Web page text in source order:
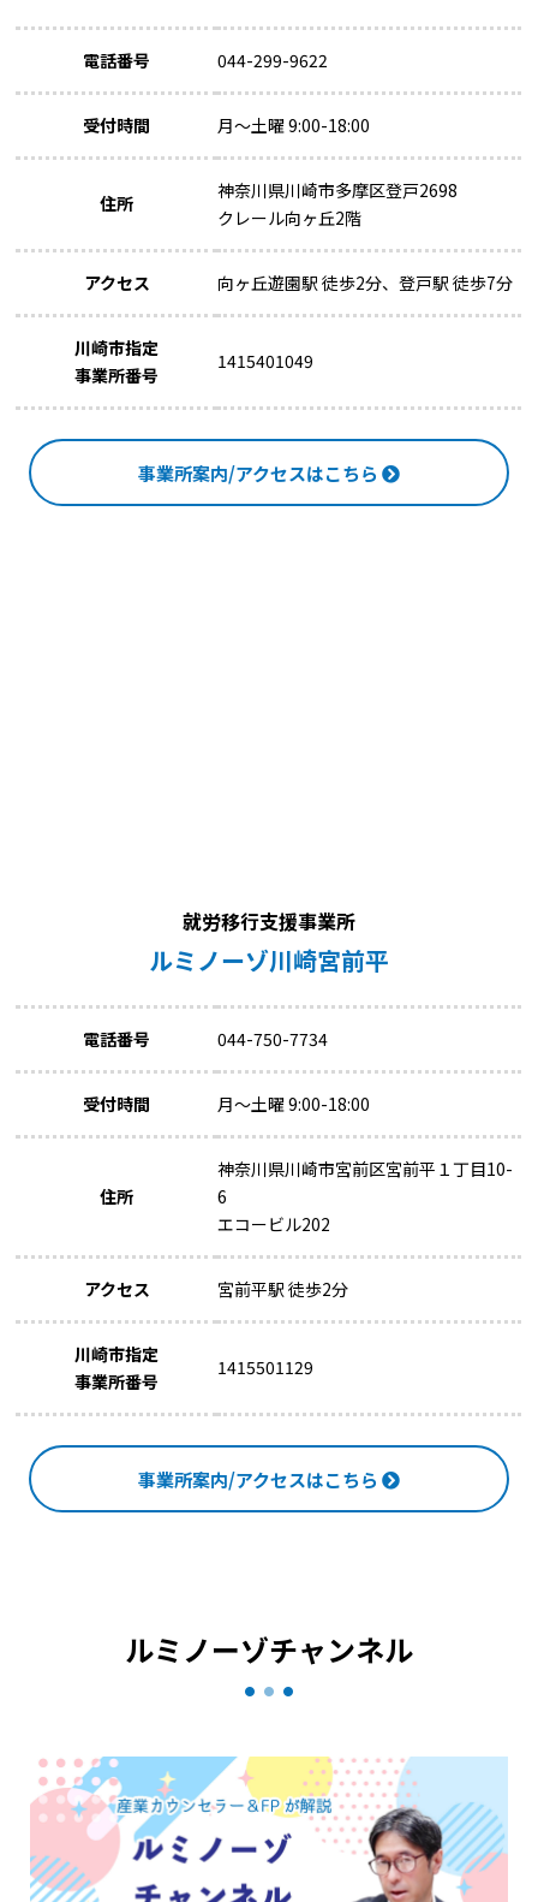
電話番号 044-299-9622
受付時間 月～土曜 9:00-18:00
住所
神奈川県川崎市多摩区登戸2698
クレール向ヶ丘2階
アクセス 向ヶ丘遊園駅 徒歩2分、登戸駅 徒歩7分
川崎市指定
事業所番号
1415401049
事業所案内/アクセスはこちら
就労移行支援事業所
ルミノーゾ川崎宮前平
電話番号 044-750-7734
受付時間 月～土曜 9:00-18:00
住所
神奈川県川崎市宮前区宮前平１丁目10-
6
エコービル202
アクセス 宮前平駅 徒歩2分
川崎市指定
事業所番号
1415501129
事業所案内/アクセスはこちら
ルミノーゾチャンネル